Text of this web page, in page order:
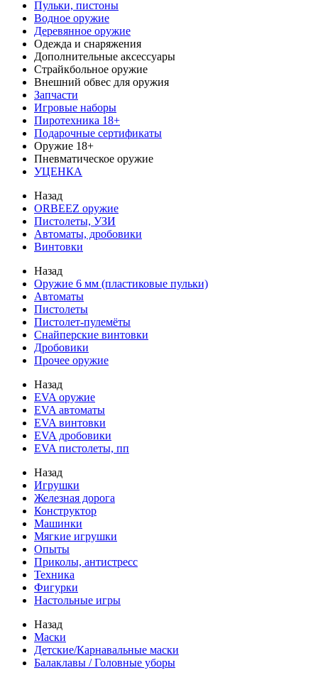
Пульки, пистоны
Водное оружие
Деревянное оружие
Одежда и снаряжения
Дополнительные аксессуары
Страйкбольное оружие
Внешний обвес для оружия
Запчасти
Игровые наборы
Пиротехника 18+
Подарочные сертификаты
Оружие 18+
Пневматическое оружие
УЦЕНКА
Назад
ORBEEZ оружие
Пистолеты, УЗИ
Автоматы, дробовики
Винтовки
Назад
Оружие 6 мм (пластиковые пульки)
Автоматы
Пистолеты
Пистолет-пулемёты
Снайперские винтовки
Дробовики
Прочее оружие
Назад
EVA оружие
EVA автоматы
EVA винтовки
EVA дробовики
EVA пистолеты, пп
Назад
Игрушки
Железная дорога
Конструктор
Машинки
Мягкие игрушки
Опыты
Приколы, антистресс
Техника
Фигурки
Настольные игры
Назад
Маски
Детские/Карнавальные маски
Балаклавы / Головные уборы